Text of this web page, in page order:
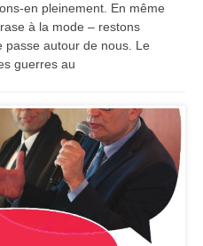
en pleinement. En même
à la mode – restons
passe autour de nous. Le
guerres au